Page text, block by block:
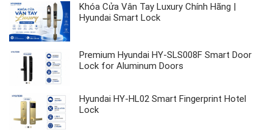
Khóa Cửa Vân Tay Luxury Chính Hãng |
Hyundai Smart Lock
Premium Hyundai HY-SLS008F Smart Door
Lock for Aluminum Doors
Hyundai HY-HL02 Smart Fingerprint Hotel
Lock